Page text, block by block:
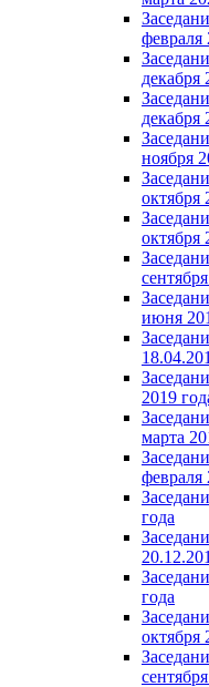
февраля
декабря
декабря
ноября
октября
октября
июня
2019
марта
февраля
года
года
октября